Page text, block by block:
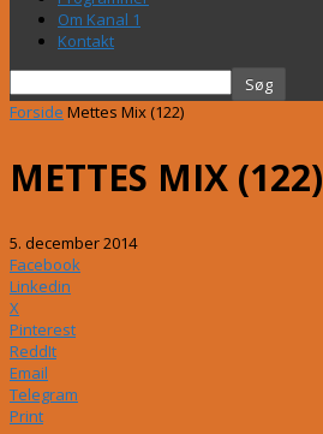
Om Kanal 1
Kontakt
Forside Mettes Mix (122)
METTES MIX (122)
5. december 2014
Facebook
Linkedin
X
Pinterest
ReddIt
Email
Telegram
Print